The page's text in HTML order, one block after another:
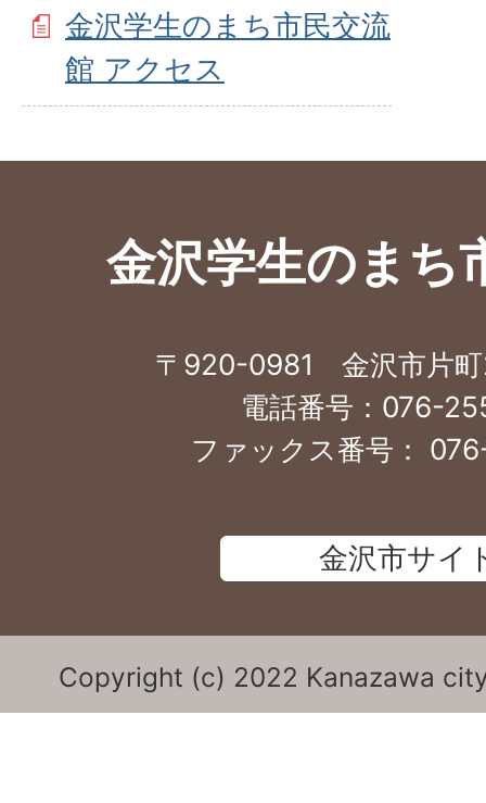
金沢学生のまち市民交流
館 アクセス
金沢学生のまち
〒920-0981 金沢市片町
電話番号：076-
ファックス番号：
金沢市サイ
Copyright (c) 2022 Kanazawa